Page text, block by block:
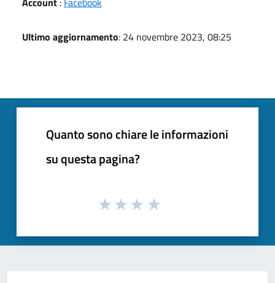
Ultimo aggiornamento: 24 novembre 2023, 08:25
Quanto sono chiare le informazioni
su questa pagina?